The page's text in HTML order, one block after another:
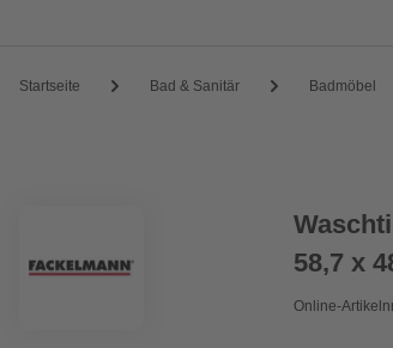
Startseite Bad & Sanitär Badmöbel
58,7 x
Online-